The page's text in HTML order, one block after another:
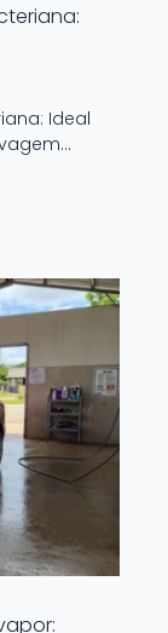
Ideal